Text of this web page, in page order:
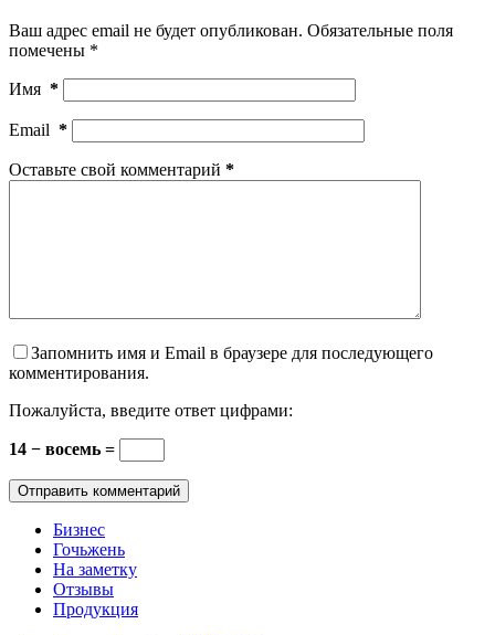
Ваш адрес email не будет опубликован. Обязательные поля
помечены *
Имя *
Email *
Оставьте свой комментарий *
Запомнить имя и Email в браузере для последующего
комментирования.
Пожалуйста, введите ответ цифрами:
14 − восемь =
Отправить комментарий
Бизнес
Гочьжень
На заметку
Отзывы
Продукция